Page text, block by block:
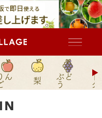
ん 梨 ぶど
う グ